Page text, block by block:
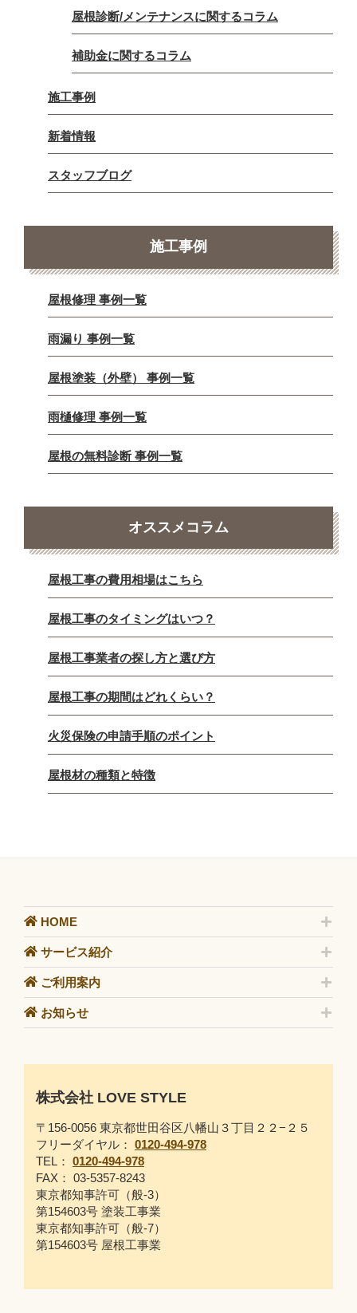
屋根診断/メンテナンスに関するコラム
補助金に関するコラム
施工事例
新着情報
スタッフブログ
施工事例
屋根修理 事例一覧
雨漏り 事例一覧
屋根塗装（外壁） 事例一覧
雨樋修理 事例一覧
屋根の無料診断 事例一覧
オススメコラム
屋根工事の費用相場はこちら
屋根工事のタイミングはいつ？
屋根工事業者の探し方と選び方
屋根工事の期間はどれくらい？
火災保険の申請手順のポイント
屋根材の種類と特徴
HOME
サービス紹介
ご利用案内
お知らせ
株式会社 LOVE STYLE
〒156-0056 東京都世田谷区八幡山３丁目２２−２５
フリーダイヤル： 0120-494-978
TEL： 0120-494-978
FAX： 03-5357-8243
東京都知事許可（般-3）
第154603号 塗装工事業
東京都知事許可（般-7）
第154603号 屋根工事業